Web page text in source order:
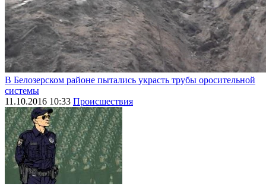
В Белозерском районе пытались украсть трубы оросительной
системы
11.10.2016 10:33 Происшествия